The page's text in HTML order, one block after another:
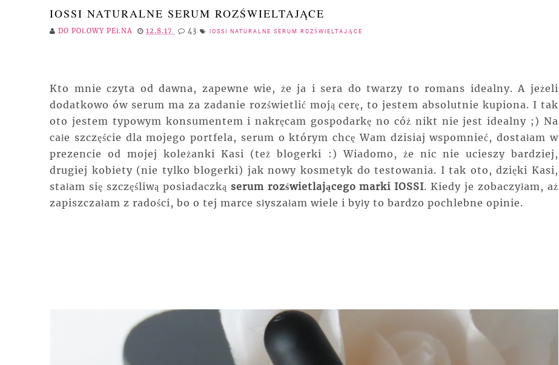
IOSSI NATURALNE SERUM ROZŚWIELTAJĄCE
DO POŁOWY PEŁNA 12.8.17 43 IOSSI NATURALNE SERUM ROZŚWIELTAJĄCE
Kto mnie czyta od dawna, zapewne wie, że ja i sera do twarzy to romans idealny. A jeżeli
dodatkowo ów serum ma za zadanie rozświetlić moją cerę, to jestem absolutnie kupiona. I tak
oto jestem typowym konsumentem i nakręcam gospodarkę no cóż nikt nie jest idealny ;) Na
całe szczęście dla mojego portfela, serum o którym chcę Wam dzisiaj wspomnieć, dostałam w
prezencie od mojej koleżanki Kasi (też blogerki :) Wiadomo, że nic nie ucieszy bardziej,
drugiej kobiety (nie tylko blogerki) jak nowy kosmetyk do testowania. I tak oto, dzięki Kasi,
stałam się szczęśliwą posiadaczką serum rozświetlającego marki IOSSI. Kiedy je zobaczyłam, aż
zapiszczałam z radości, bo o tej marce słyszałam wiele i były to bardzo pochlebne opinie.